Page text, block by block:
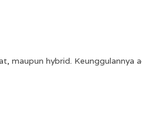
maupun hybrid.